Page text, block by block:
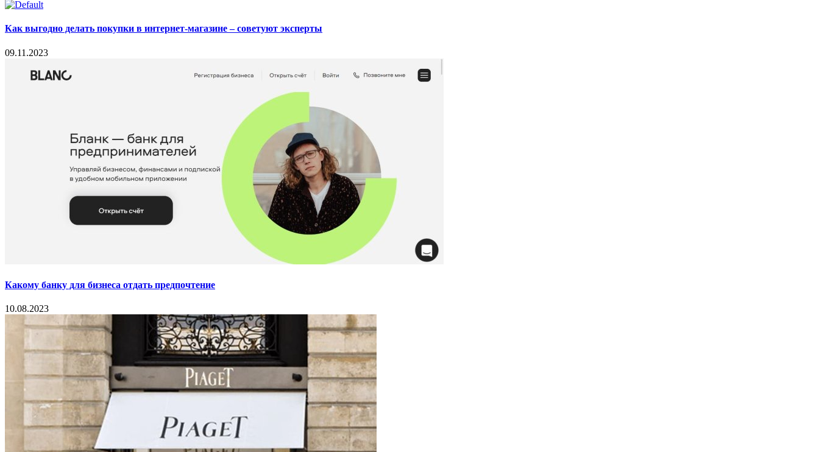
Как выгодно делать покупки в интернет-магазине – советуют эксперты
09.11.2023
Какому банку для бизнеса отдать предпочтение
10.08.2023